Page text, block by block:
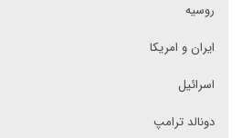
روسیه
ایران و امریکا
اسرائیل
دونالد ترامپ